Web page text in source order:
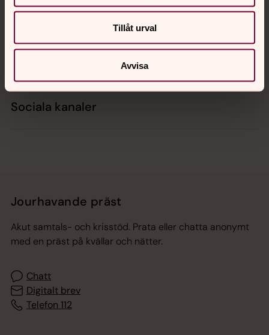
Tillåt urval
Avvisa
Kalender
Sociala kanaler
Jourhavande präst
Akut samtals- och krisstöd. Prata eller chatta anonymt
med en präst på kvällar och nätter.
Chatt
Digitalt brev
Telefon 112